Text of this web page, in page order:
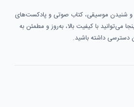
و شنیدن موسیقی، کتاب صوتی و پادکست‌های
می‌توانید با کیفیت بالا، به‌روز و مطمئن به
دسترسی داشته باشید.